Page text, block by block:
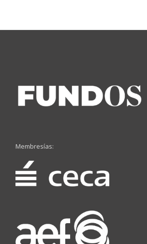
Membresías: